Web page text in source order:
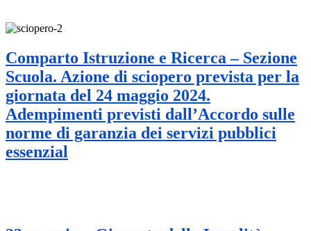
Comparto Istruzione e Ricerca – Sezione
Scuola. Azione di sciopero prevista per la
giornata del 24 maggio 2024.
Adempimenti previsti dall’Accordo sulle
norme di garanzia dei servizi pubblici
essenzial